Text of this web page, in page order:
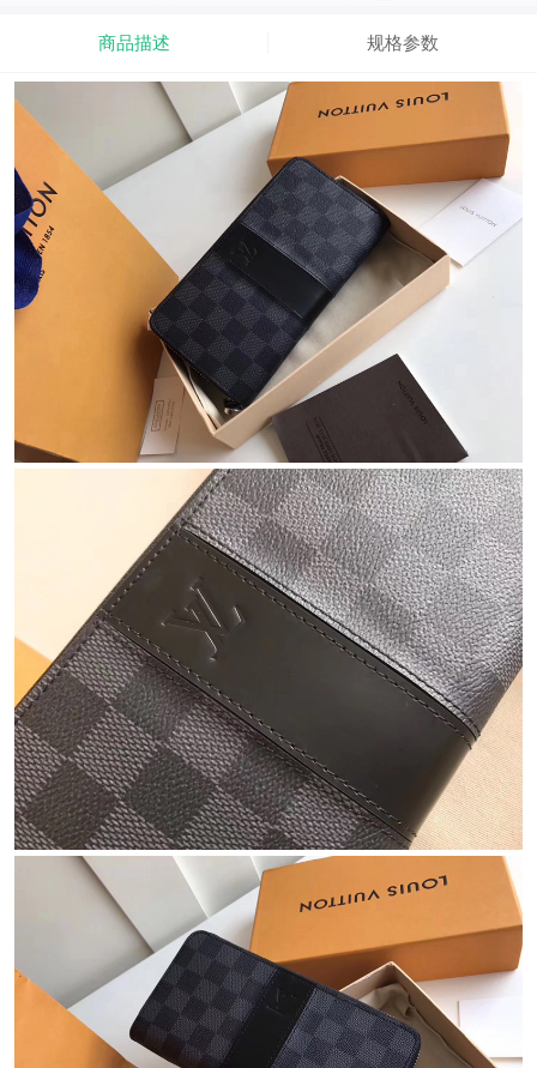
商品描述 规格参数